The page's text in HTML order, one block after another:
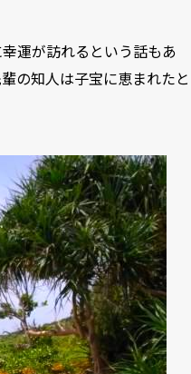
運が訪れるという話もあ
の知人は子宝に恵まれたと